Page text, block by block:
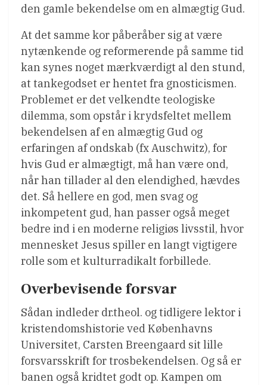
den gamle bekendelse om en almægtig Gud.
At det samme kor påberåber sig at være
nytænkende og reformerende på samme tid
kan synes noget mærkværdigt al den stund,
at tankegodset er hentet fra gnosticismen.
Problemet er det velkendte teologiske
dilemma, som opstår i krydsfeltet mellem
bekendelsen af en almægtig Gud og
erfaringen af ondskab (fx Auschwitz), for
hvis Gud er almægtigt, må han være ond,
når han tillader al den elendighed, hævdes
det. Så hellere en god, men svag og
inkompetent gud, han passer også meget
bedre ind i en moderne religiøs livsstil, hvor
mennesket Jesus spiller en langt vigtigere
rolle som et kulturradikalt forbillede.
Overbevisende forsvar
Sådan indleder dr.theol. og tidligere lektor i
kristendomshistorie ved Københavns
Universitet, Carsten Breengaard sit lille
forsvarsskrift for trosbekendelsen. Og så er
banen også kridtet godt op. Kampen om